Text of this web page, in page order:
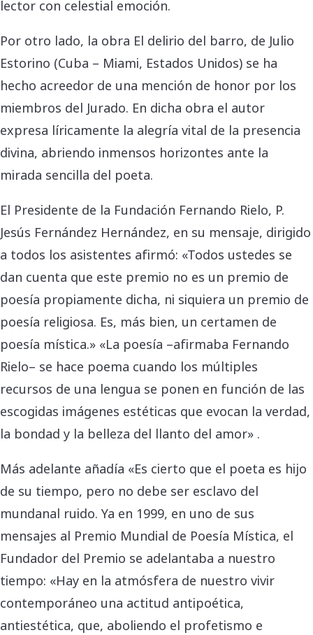
lector con celestial emoción.
Por otro lado, la obra El delirio del barro, de Julio
Estorino (Cuba – Miami, Estados Unidos) se ha
hecho acreedor de una mención de honor por los
miembros del Jurado. En dicha obra el autor
expresa líricamente la alegría vital de la presencia
divina, abriendo inmensos horizontes ante la
mirada sencilla del poeta.
El Presidente de la Fundación Fernando Rielo, P.
Jesús Fernández Hernández, en su mensaje, dirigido
a todos los asistentes afirmó: «Todos ustedes se
dan cuenta que este premio no es un premio de
poesía propiamente dicha, ni siquiera un premio de
poesía religiosa. Es, más bien, un certamen de
poesía mística.» «La poesía –afirmaba Fernando
Rielo– se hace poema cuando los múltiples
recursos de una lengua se ponen en función de las
escogidas imágenes estéticas que evocan la verdad,
la bondad y la belleza del llanto del amor» .
Más adelante añadía «Es cierto que el poeta es hijo
de su tiempo, pero no debe ser esclavo del
mundanal ruido. Ya en 1999, en uno de sus
mensajes al Premio Mundial de Poesía Mística, el
Fundador del Premio se adelantaba a nuestro
tiempo: «Hay en la atmósfera de nuestro vivir
contemporáneo una actitud antipoética,
antiestética, que, aboliendo el profetismo e